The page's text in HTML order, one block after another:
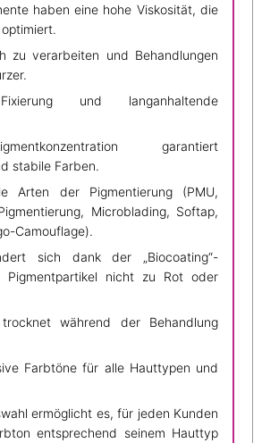
haben eine hohe Viskosität, die
zu verarbeiten und Behandlungen
und langanhaltende
garantiert
stabile Farben.
Arten der Pigmentierung (PMU,
Microblading, Softap,
Camouflage).
sich dank der „Biocoating“-
Pigmentpartikel nicht zu Rot oder
während der Behandlung
Farbtöne für alle Hauttypen und
ermöglicht es, für jeden Kunden
entsprechend seinem Hauttyp